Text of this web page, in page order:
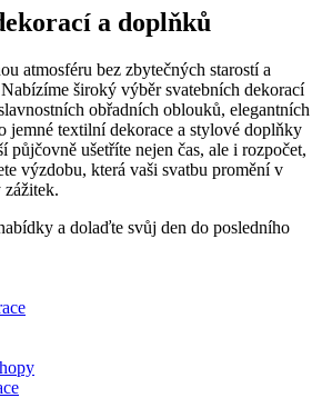
a doplňků
atmosféru bez zbytečných starostí a
široký výběr svatebních dekorací
obřadních oblouků, elegantních
jemné textilní dekorace a stylové doplňky
půjčovně ušetříte nejen čas, ale i rozpočet,
výzdobu, která vaši svatbu promění v
zážitek.
a dolaďte svůj den do posledního